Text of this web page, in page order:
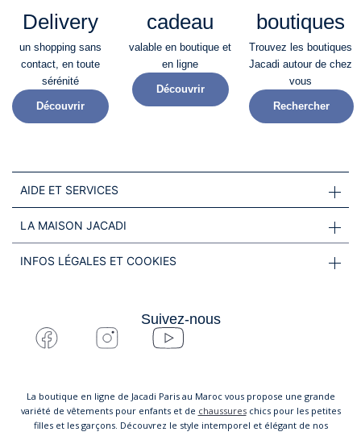
Delivery
un shopping sans
contact, en toute
sérénité​
Découvrir
cadeau
valable en boutique et
en ligne
Découvrir
boutiques
Trouvez les boutiques
Jacadi autour de chez
vous
Rechercher
AIDE ET SERVICES
LA MAISON JACADI
INFOS LÉGALES ET COOKIES
Suivez-nous
La boutique en ligne de Jacadi Paris au Maroc vous propose une grande
variété de vêtements pour enfants et de chaussureschics pour les petites
filles et les garçons. Découvrez le style intemporel et élégant de nos